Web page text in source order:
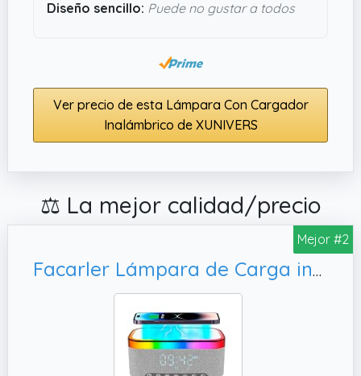
Diseño sencillo: Puede no gustar a todos
Ver precio de esta Lámpara Con Cargador
Inalámbrico de XUNIVERS
⚖️ La mejor calidad/precio
Mejor #2
Facarler Lámpara de Carga inalámbrica, para Dormitorio/Camping/decoración de salón.